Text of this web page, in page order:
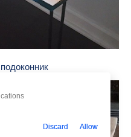
Discard Allow